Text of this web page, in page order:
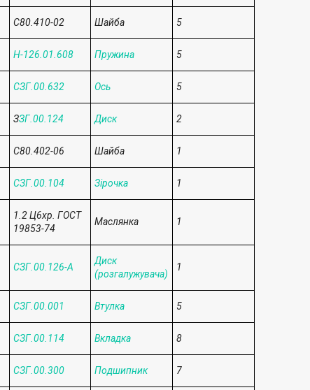
С80.410-02 Шайба 5
Н-126.01.608 Пружина 5
СЗГ.00.632 Ось 5
ЗЗГ.00.124 Диск 2
С80.402-06 Шайба 1
СЗГ.00.104 Зірочка 1
1.2 Ц6хр. ГОСТ
19853-74
Маслянка 1
СЗГ.00.126-А
Диск
(розгалужувача)
1
СЗГ.00.001 Втулка 5
СЗГ.00.114 Вкладка 8
СЗГ.00.300 Подшипник 7